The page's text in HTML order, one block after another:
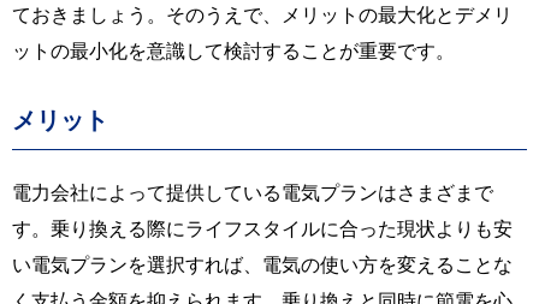
ておきましょう。そのうえで、メリットの最大化とデメリ
ットの最小化を意識して検討することが重要です。
メリット
電力会社によって提供している電気プランはさまざまで
す。乗り換える際にライフスタイルに合った現状よりも安
い電気プランを選択すれば、電気の使い方を変えることな